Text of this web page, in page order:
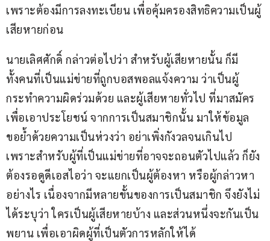
เพราะต้องมีการลงทะเบียน เพื่อคุ้มครองสิทธิความเป็นผู้
เสียหายก่อน
นายเลิศศักดิ์ กล่าวต่อไปว่า สำหรับผู้เสียหายนั้น ก็มี
ทั้งคนที่เป็นแม่ข่ายที่ถูกบอสพอลแจ้งความ ว่าเป็นผู้
กระทำความผิดร่วมด้วย และผู้เสียหายทั่วไป ที่มาสมัคร
เพื่อเอาประโยชน์ จากการเป็นสมาชิกนั้น มาให้ข้อมูล
ขอย้ำด้วยความเป็นห่วงว่า อย่าเพิ่งกังวลจนเกินไป
เพราะสำหรับผู้ที่เป็นแม่ข่ายที่อาจจะถอนตัวไปแล้ว ก็ยัง
ต้องรอดูดีเอสไอว่า จะแยกเป็นผู้ต้องหา หรือผู้กล่าวหา
อย่างไร เนื่องจากมีหลายขั้นของการเป็นสมาชิก จึงยังไม่
ได้ระบุว่า ใครเป็นผู้เสียหายบ้าง และส่วนหนึ่งจะกันเป็น
พยาน เพื่อเอาผิดผู้ที่เป็นตัวการหลักให้ได้